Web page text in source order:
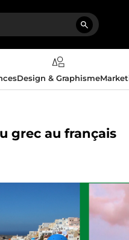
Design & Graphisme
grec au français